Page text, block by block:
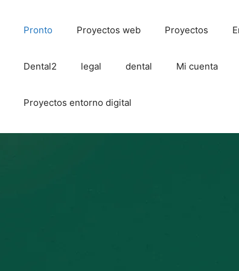
Pronto Proyectos web Proyectos
Dental2 legal dental Mi cuenta
Proyectos entorno digital